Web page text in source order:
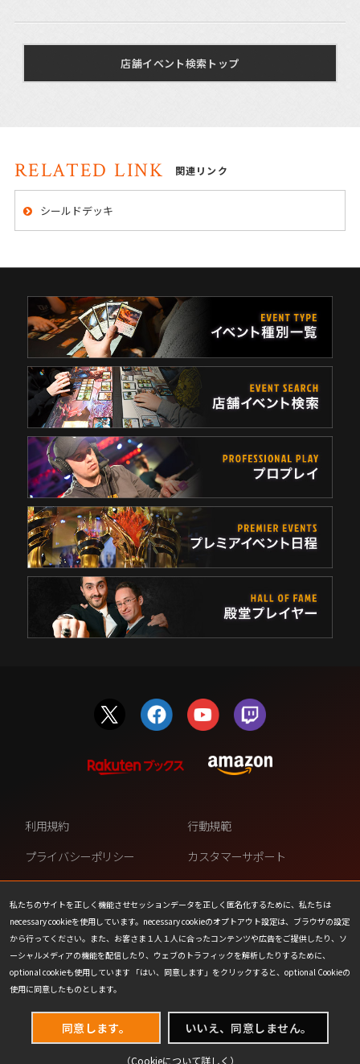
店舗イベント検索トップ
RELATED LINK 関連リンク
シールドデッキ
私たちのサイトを正しく機能させセッションデータを正しく匿名化するために、私たちは
necessary cookieを使用しています。necessary cookieのオプトアウト設定は、ブラウザの設定
から行ってください。また、お客さま１人１人に合ったコンテンツや広告をご提供したり、ソ
ーシャルメディアの機能を配信したり、ウェブのトラフィックを解析したりするために、
optional cookieも使用しています 「はい、同意します」をクリックすると、optional Cookieの
使用に同意したものとします。
同意します。 いいえ、同意しません。
（Cookieについて詳しく ）
利用規約
行動規範
プライバシーポリシー
カスタマーサポート
ファンコンテンツ・ポリシー
個人情報の販売や共有を許可し
ない
COOKIE
プレスリリース
会社情報
お問い合わせ